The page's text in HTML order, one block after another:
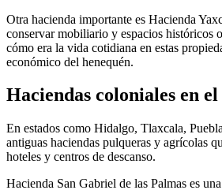
Otra hacienda importante es Hacienda
conservar mobiliario y espacios históricos
cómo era la vida cotidiana en estas
económico del henequén.
Haciendas coloniales en
En estados como Hidalgo, Tlaxcala,
antiguas haciendas pulqueras y agrícolas
hoteles y centros de descanso.
Hacienda San Gabriel de las Palmas es